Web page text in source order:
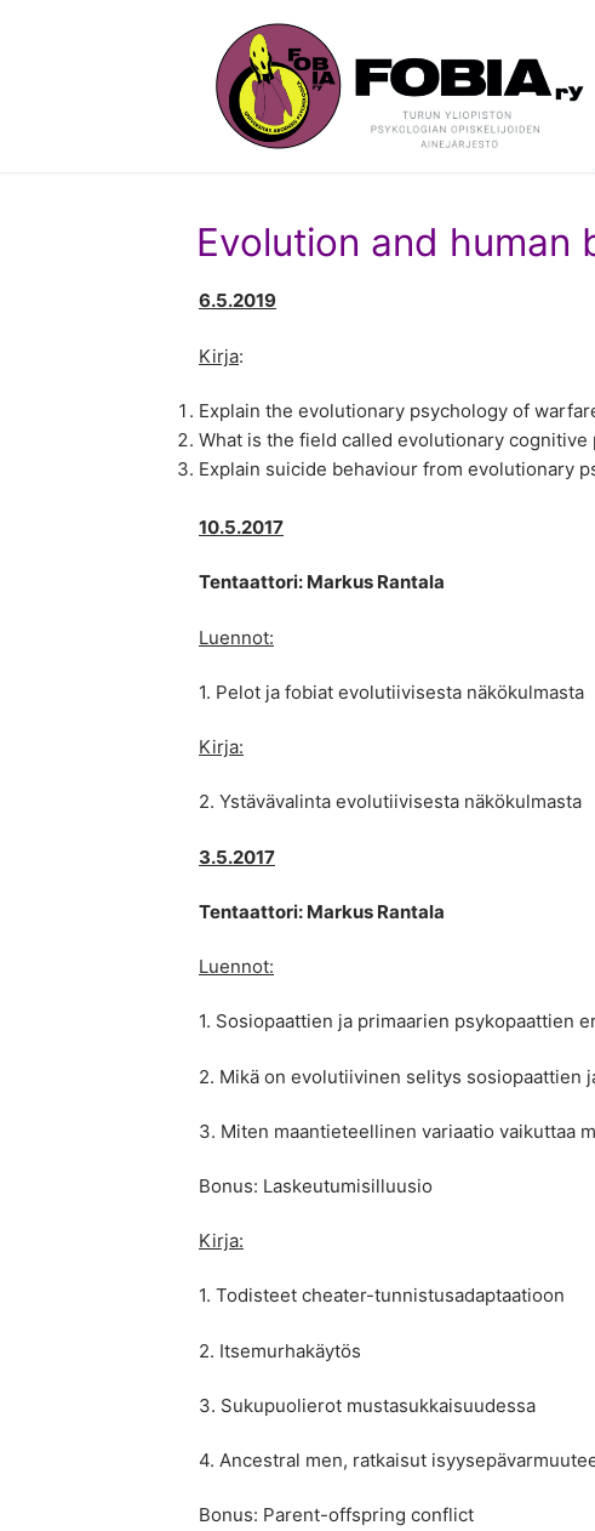
Evolution and human
6.5.2019
Kirja:
Explain the evolutionary psychology of
What is the field called evolutionary
Explain suicide behaviour from evolutionary
10.5.2017
Tentaattori: Markus Rantala
Luennot:
1. Pelot ja fobiat evolutiivisesta näkökulmasta
Kirja:
2. Ystävävalinta evolutiivisesta näkökulmasta
3.5.2017
Tentaattori: Markus Rantala
Luennot:
1. Sosiopaattien ja primaarien psykopaattien
2. Mikä on evolutiivinen selitys sosiopaattien
3. Miten maantieteellinen variaatio vaikuttaa
Bonus: Laskeutumisilluusio
Kirja:
1. Todisteet cheater-tunnistusadaptaatioon
2. Itsemurhakäytös
3. Sukupuolierot mustasukkaisuudessa
4. Ancestral men, ratkaisut
Bonus: Parent-offspring conflict